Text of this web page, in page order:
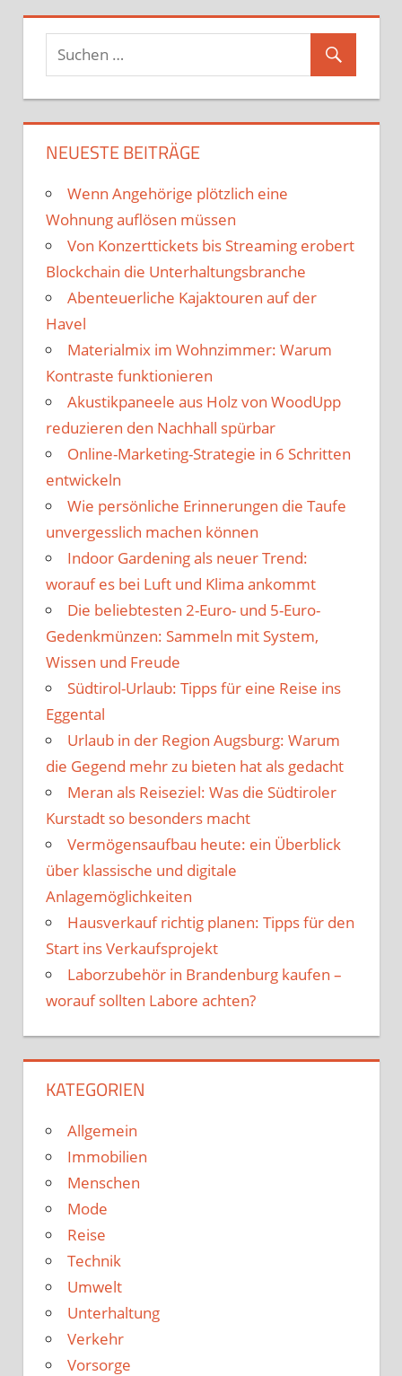
NEUESTE BEITRÄGE
Wenn Angehörige plötzlich eine
Wohnung auflösen müssen
Von Konzerttickets bis Streaming erobert
Blockchain die Unterhaltungsbranche
Abenteuerliche Kajaktouren auf der
Havel
Materialmix im Wohnzimmer: Warum
Kontraste funktionieren
Akustikpaneele aus Holz von WoodUpp
reduzieren den Nachhall spürbar
Online-Marketing-Strategie in 6 Schritten
entwickeln
Wie persönliche Erinnerungen die Taufe
unvergesslich machen können
Indoor Gardening als neuer Trend:
worauf es bei Luft und Klima ankommt
Die beliebtesten 2-Euro- und 5-Euro-
Gedenkmünzen: Sammeln mit System,
Wissen und Freude
Südtirol-Urlaub: Tipps für eine Reise ins
Eggental
Urlaub in der Region Augsburg: Warum
die Gegend mehr zu bieten hat als gedacht
Meran als Reiseziel: Was die Südtiroler
Kurstadt so besonders macht
Vermögensaufbau heute: ein Überblick
über klassische und digitale
Anlagemöglichkeiten
Hausverkauf richtig planen: Tipps für den
Start ins Verkaufsprojekt
Laborzubehör in Brandenburg kaufen –
worauf sollten Labore achten?
KATEGORIEN
Allgemein
Immobilien
Menschen
Mode
Reise
Technik
Umwelt
Unterhaltung
Verkehr
Vorsorge